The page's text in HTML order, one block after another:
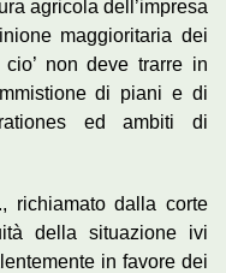
agricola dell’impresa
maggioritaria dei
non deve trarre in
di piani e di
ed ambiti di
richiamato dalla corte
della situazione ivi
in favore dei